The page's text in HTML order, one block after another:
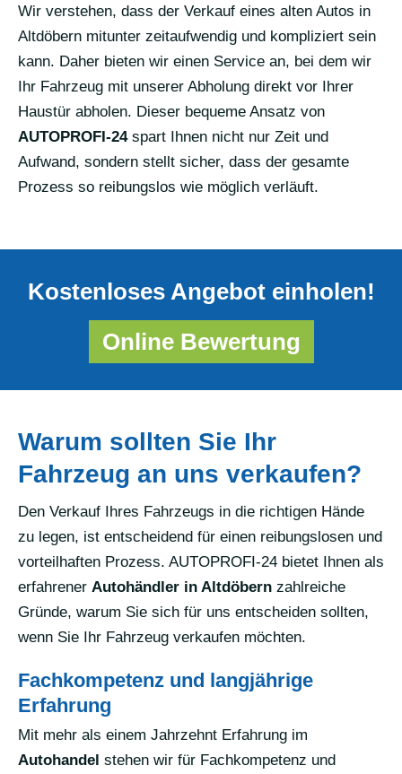
Wir verstehen, dass der Verkauf eines alten Autos in
Altdöbern mitunter zeitaufwendig und kompliziert sein
kann. Daher bieten wir einen Service an, bei dem wir
Ihr Fahrzeug mit unserer Abholung direkt vor Ihrer
Haustür abholen. Dieser bequeme Ansatz von
AUTOPROFI-24spart Ihnen nicht nur Zeit und
Aufwand, sondern stellt sicher, dass der gesamte
Prozess so reibungslos wie möglich verläuft.
Kostenloses Angebot einholen!
Online Bewertung
Warum sollten Sie Ihr
Fahrzeug an uns verkaufen?
Den Verkauf Ihres Fahrzeugs in die richtigen Hände
zu legen, ist entscheidend für einen reibungslosen und
vorteilhaften Prozess. AUTOPROFI-24 bietet Ihnen als
erfahrener Autohändler in Altdöbern zahlreiche
Gründe, warum Sie sich für uns entscheiden sollten,
wenn Sie Ihr Fahrzeug verkaufen möchten.
Fachkompetenz und langjährige
Erfahrung
Mit mehr als einem Jahrzehnt Erfahrung im
Autohandel stehen wir für Fachkompetenz und